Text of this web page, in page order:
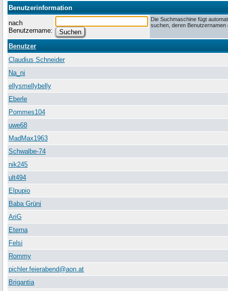
Benutzerinformation
nach
Benutzername:
Die Suchmaschine fügt
suchen, deren Benutzernamen
Benutzer
Claudius Schneider
Na_ni
ellysmellybelly
Eberle
Pommes104
uwe68
MadMax1963
Schwalbe-74
nik245
ult494
Elpupio
Baba Grüni
AriG
Eterna
Felsi
Rommy
pichler.feierabend@aon.at
Brigantia